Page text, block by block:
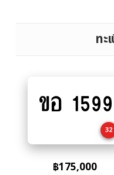
ทะ
to
ขอ 1599
32
฿175,000